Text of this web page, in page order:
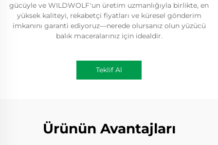
gücüyle ve WILDWOLF'un üretim uzmanlığıyla birlikte, en
yüksek kaliteyi, rekabetçi fiyatları ve küresel gönderim
imkanını garanti ediyoruz—nerede olursanız olun yüzücü
balık maceralarınız için idealdir.
Teklif Al
Ürünün Avantajları